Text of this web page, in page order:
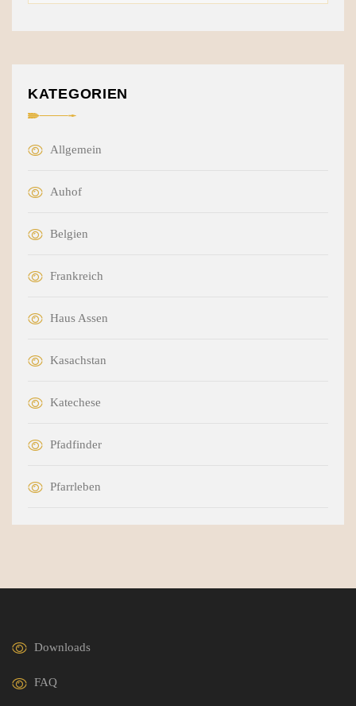
KATEGORIEN
Allgemein
Auhof
Belgien
Frankreich
Haus Assen
Kasachstan
Katechese
Pfadfinder
Pfarrleben
Downloads
FAQ